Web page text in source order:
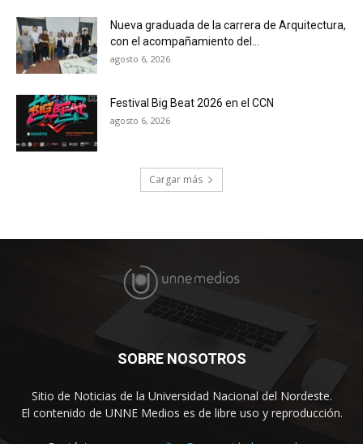
Nueva graduada de la carrera de Arquitectura,
con el acompañamiento del...
agosto 6, 2026
Festival Big Beat 2026 en el CCN
agosto 6, 2026
Cargar más
SOBRE NOSOTROS
Sitio de Noticias de la Universidad Nacional del Nordeste.
El contenido de UNNE Medios es de libre uso y reproducción.